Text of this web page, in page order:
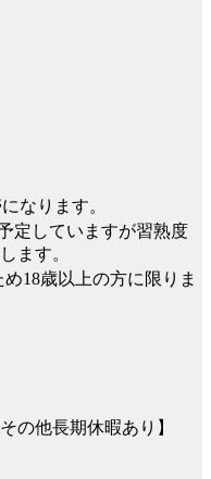
なります。
定していますが習熟度
ます。
18歳以上の方に限りま
の他長期休暇あり】